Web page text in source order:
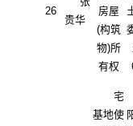
26
贵华
房屋
(构筑
物)所
有权
宅
基地使